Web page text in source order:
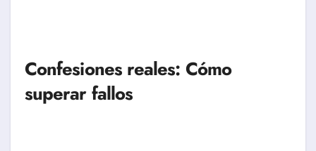
Confesiones reales: Cómo
superar fallos